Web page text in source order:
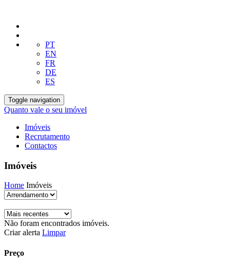
PT
EN
FR
DE
ES
Toggle navigation
Quanto vale o seu imóvel
Imóveis
Recrutamento
Contactos
Imóveis
Home Imóveis
Não foram encontrados imóveis.
Criar alerta Limpar
Preço